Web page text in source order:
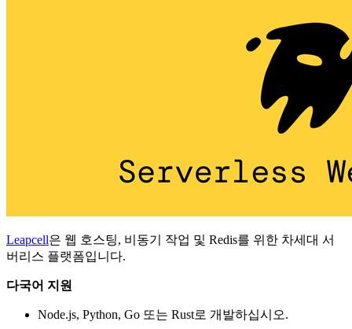
Leapcell은 웹 호스팅, 비동기 작업 및 Redis를 위한 차세대 서
버리스 플랫폼입니다.
다국어 지원
Node.js, Python, Go 또는 Rust로 개발하십시오.